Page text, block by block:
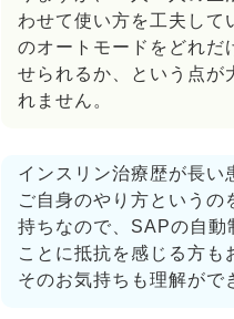
わせて使い方を工夫して
のオートモードをどれだ
せられるか、という点が
れません。
インスリン治療歴が長い
ご自身のやり方というの
持ちなので、SAPの自動
ことに抵抗を感じる方も
そのお気持ちも理解がで